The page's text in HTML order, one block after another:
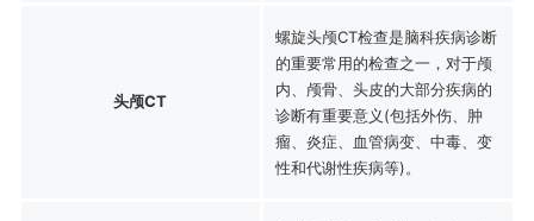
头颅CT
螺旋头颅CT检查是脑科疾病诊断
的重要常用的检查之一，对于颅
内、颅骨、头皮的大部分疾病的
诊断有重要意义(包括外伤、肿
瘤、炎症、血管病变、中毒、变
性和代谢性疾病等)。